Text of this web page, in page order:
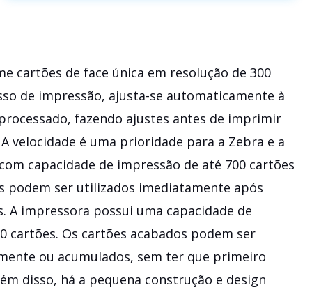
cartões de face única em resolução de 300
de impressão, ajusta-se automaticamente à
fazendo ajustes antes de imprimir
velocidade é uma prioridade para a Zebra e a
capacidade de impressão de até 700 cartões
podem ser utilizados imediatamente após
A impressora possui uma capacidade de
cartões. Os cartões acabados podem ser
ou acumulados, sem ter que primeiro
disso, há a pequena construção e design